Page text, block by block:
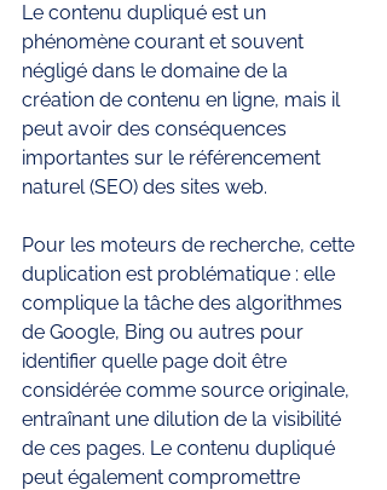
Le contenu dupliqué est un
phénomène courant et souvent
négligé dans le domaine de la
création de contenu en ligne, mais il
peut avoir des conséquences
importantes sur le référencement
naturel (SEO) des sites web.
Pour les moteurs de recherche, cette
duplication est problématique : elle
complique la tâche des algorithmes
de Google, Bing ou autres pour
identifier quelle page doit être
considérée comme source originale,
entraînant une dilution de la visibilité
de ces pages. Le contenu dupliqué
peut également compromettre